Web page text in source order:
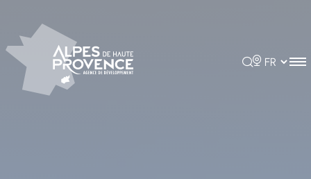
Rechercher
Choisir la